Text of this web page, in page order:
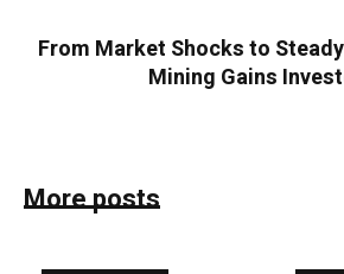
From Market Shocks to
Mining Gains
More posts